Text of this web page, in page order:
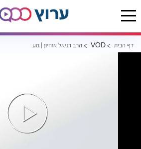
דף הבית VOD הרב דניאל אוחיון | מעלת תוספת שבת